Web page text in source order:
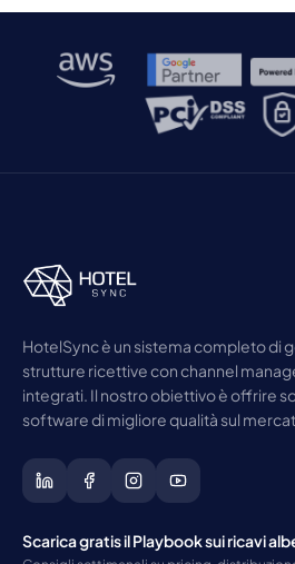
un piccolo aiuto in più […]
HotelSync è un sistema completo di
strutture ricettive con channel
integrati. Il nostro obiettivo è offrire
software di migliore qualità sul
Scarica gratis il Playbook sui ricavi